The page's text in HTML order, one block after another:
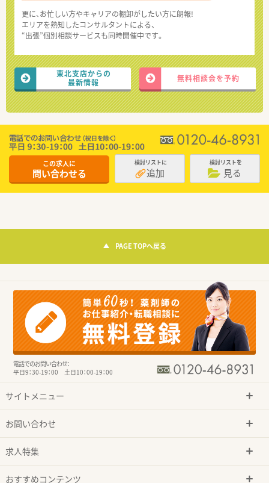
更に、お忙しい方やキャリアの棚卸がしたい方に朗報!
エリアを熟知したコンサルタントによる、
“出張”個別相談サービスも同時開催中です。
東北支店からの
最新情報
無料相談会を予約
この求人に
問い合わせる
検討リストに
追加
検討リストを
見る
PAGE TOPへ戻る
電話でのお問い合わせ：
平日9：30-19：00 土日10：00-19：00
サイトメニュー
お問い合わせ
求人特集
おすすめコンテンツ